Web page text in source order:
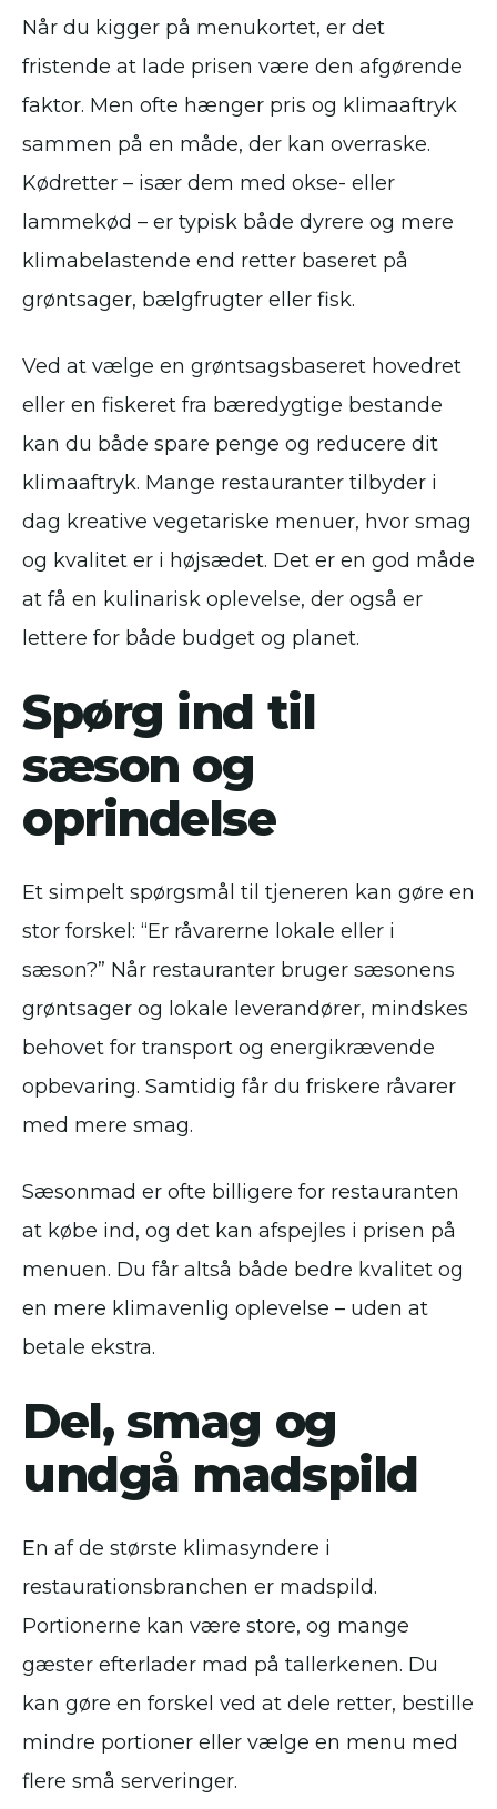
Når du kigger på menukortet, er det
fristende at lade prisen være den afgørende
faktor. Men ofte hænger pris og klimaaftryk
sammen på en måde, der kan overraske.
Kødretter – især dem med okse- eller
lammekød – er typisk både dyrere og mere
klimabelastende end retter baseret på
grøntsager, bælgfrugter eller fisk.
Ved at vælge en grøntsagsbaseret hovedret
eller en fiskeret fra bæredygtige bestande
kan du både spare penge og reducere dit
klimaaftryk. Mange restauranter tilbyder i
dag kreative vegetariske menuer, hvor smag
og kvalitet er i højsædet. Det er en god måde
at få en kulinarisk oplevelse, der også er
lettere for både budget og planet.
Spørg ind til
sæson og
oprindelse
Et simpelt spørgsmål til tjeneren kan gøre en
stor forskel: “Er råvarerne lokale eller i
sæson?” Når restauranter bruger sæsonens
grøntsager og lokale leverandører, mindskes
behovet for transport og energikrævende
opbevaring. Samtidig får du friskere råvarer
med mere smag.
Sæsonmad er ofte billigere for restauranten
at købe ind, og det kan afspejles i prisen på
menuen. Du får altså både bedre kvalitet og
en mere klimavenlig oplevelse – uden at
betale ekstra.
Del, smag og
undgå madspild
En af de største klimasyndere i
restaurationsbranchen er madspild.
Portionerne kan være store, og mange
gæster efterlader mad på tallerkenen. Du
kan gøre en forskel ved at dele retter, bestille
mindre portioner eller vælge en menu med
flere små serveringer.